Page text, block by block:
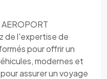
de l'expertise de
pour offrir un
modernes et
assurer un voyage